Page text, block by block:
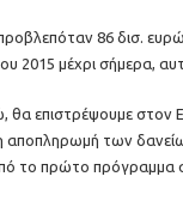
86 δισ.
2015 μέχρι σήμερα,
επιστρέψουμε στον
αποπληρωμή των
το πρώτο πρόγραμμα